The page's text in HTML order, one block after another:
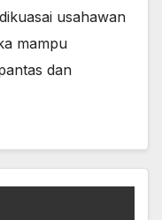
usahawan
mampu
dan